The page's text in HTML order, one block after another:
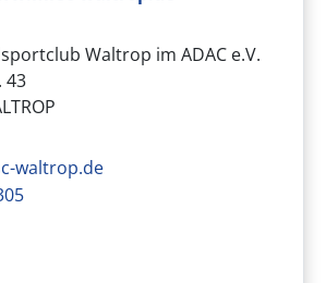
Waltrop im ADAC e.V.
43
waltrop.de